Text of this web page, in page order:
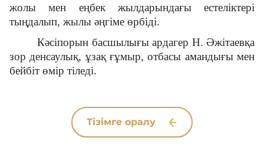
арналған нұсқа
жолы мен еңбек жылдарындағы естеліктері
тыңдалып, жылы әңгіме өрбіді.
Кәсіпорын басшылығы ардагер Н. Әжітаевқа
зор денсаулық, ұзақ ғұмыр, отбасы амандығы мен
бейбіт өмір тіледі.
Тізімге оралу